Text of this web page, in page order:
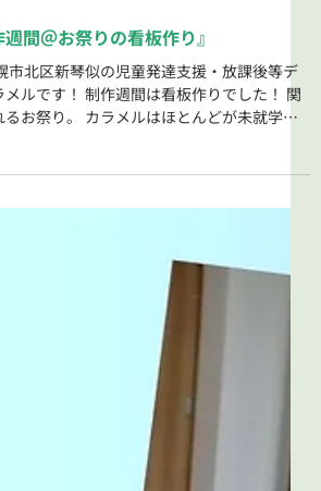
週間＠お祭りの看板作り』
市北区新琴似の児童発達支援・放課後等デ
ルです！ 制作週間は看板作りでした！ 関
るお祭り。 カラメルはほとんどが未就学児
いご利用者でもなにかできることはないか